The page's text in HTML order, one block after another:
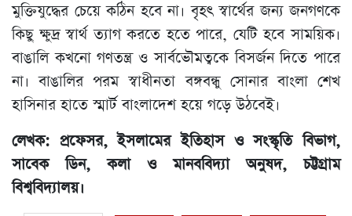
মুক্তিযুদ্ধের চেয়ে কঠিন হবে না। বৃহৎ স্বার্থের জন্য জনগণকে
কিছু ক্ষুদ্র স্বার্থ ত্যাগ করতে হতে পারে, যেটি হবে সাময়িক।
বাঙালি কখনো গণতন্ত্র ও সার্বভৌমত্বকে বিসর্জন দিতে পারে
না। বাঙালির পরম স্বাধীনতা বঙ্গবন্ধু সোনার বাংলা শেখ
হাসিনার হাতে স্মার্ট বাংলাদেশ হয়ে গড়ে উঠবেই।
লেখক: প্রফেসর, ইসলামের ইতিহাস ও সংস্কৃতি বিভাগ,
সাবেক ডিন, কলা ও মানববিদ্যা অনুষদ, চট্টগ্রাম
বিশ্ববিদ্যালয়।